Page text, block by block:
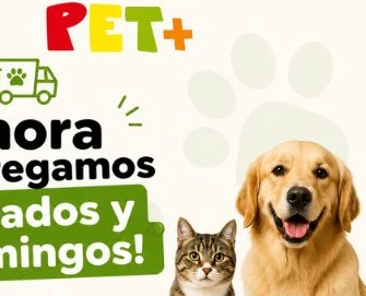
es un alimento premium formulado
y balanceada para un crecimiento saludable.
y energético, asegurando un
el desarrollo cognitivo, visual y promueve
calcio y fósforo apoya el desarrollo óseo y
y fibras naturales favorecen una digestión
vitaminas y minerales refuerzan el sistema
y lleno de vitalidad. Ideal para cachorros que
óptima. ? Presentación: Bolsa de 14kg. ?